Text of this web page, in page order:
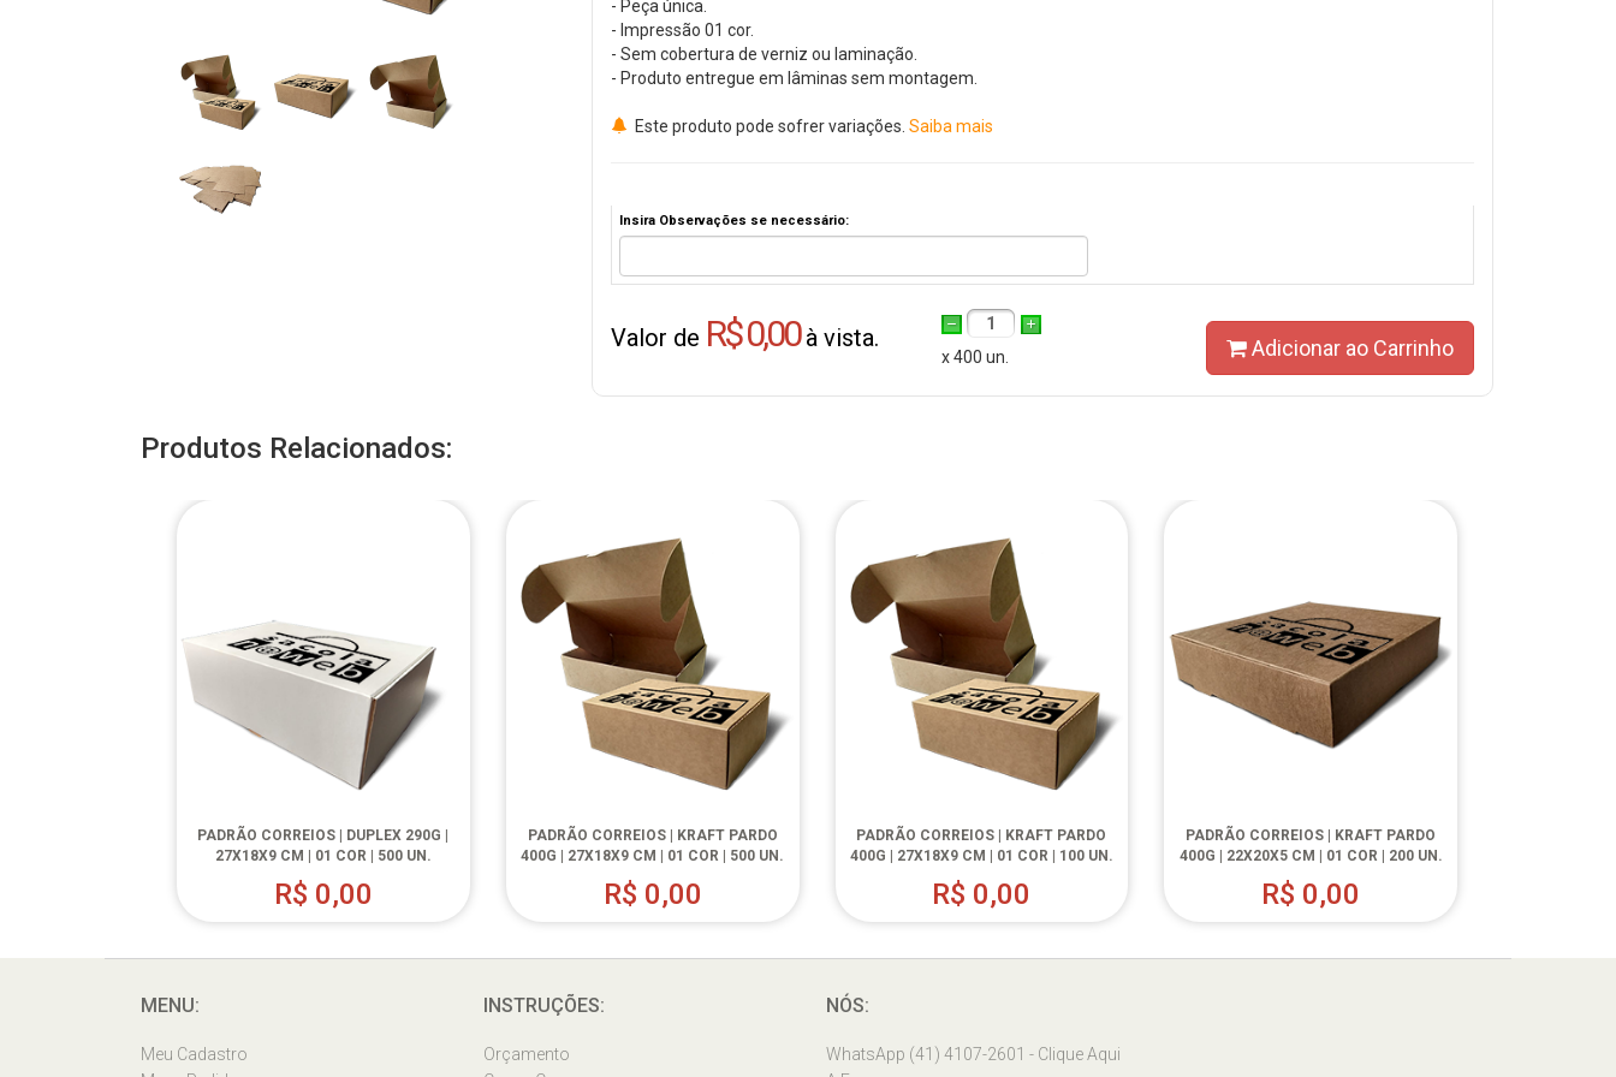
- Peça única.
- Impressão 01 cor.
- Sem cobertura de verniz ou laminação.
- Produto entregue em lâminas sem montagem.
Este produto pode sofrer variações. Saiba mais
Insira Observações se necessário:
Valor de R$ 0,00à vista.
1
x 400 un.
Adicionar ao Carrinho
Produtos Relacionados:
PADRÃO CORREIOS | DUPLEX 290G |
27X18X9 CM | 01 COR | 500 UN.
R$ 0,00
PADRÃO CORREIOS | KRAFT PARDO
400G | 27X18X9 CM | 01 COR | 500 UN.
R$ 0,00
PADRÃO CORREIOS | KRAFT PARDO
400G | 27X18X9 CM | 01 COR | 100 UN.
R$ 0,00
PADRÃO CORREIOS | KRAFT PARDO
400G | 22X20X5 CM | 01 COR | 200 UN.
R$ 0,00
MENU:
Meu Cadastro
INSTRUÇÕES:
Orçamento
NÓS:
WhatsApp (41) 4107-2601 - Clique Aqui